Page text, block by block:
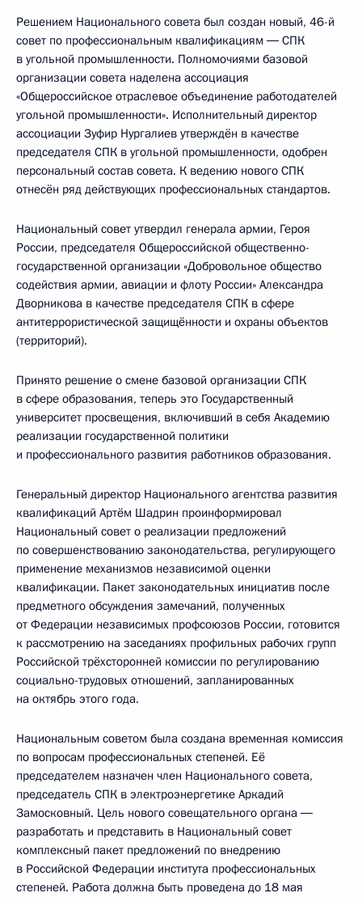
Решением Национального совета был создан новый, 46-й
совет по профессиональным квалификациям ― СПК
в угольной промышленности. Полномочиями базовой
организации совета наделена ассоциация
«Общероссийское отраслевое объединение работодателей
угольной промышленности». Исполнительный директор
ассоциации Зуфир Нургалиев утверждён в качестве
председателя СПК в угольной промышленности, одобрен
персональный состав совета. К ведению нового СПК
отнесён ряд действующих профессиональных стандартов.
Национальный совет утвердил генерала армии, Героя
России, председателя Общероссийской общественно-
государственной организации «Добровольное общество
содействия армии, авиации и флоту России» Александра
Дворникова в качестве председателя СПК в сфере
антитеррористической защищённости и охраны объектов
(территорий).
Принято решение о смене базовой организации СПК
в сфере образования, теперь это Государственный
университет просвещения, включивший в себя Академию
реализации государственной политики
и профессионального развития работников образования.
Генеральный директор Национального агентства развития
квалификаций Артём Шадрин проинформировал
Национальный совет о реализации предложений
по совершенствованию законодательства, регулирующего
применение механизмов независимой оценки
квалификации. Пакет законодательных инициатив после
предметного обсуждения замечаний, полученных
от Федерации независимых профсоюзов России, готовится
к рассмотрению на заседаниях профильных рабочих групп
Российской трёхсторонней комиссии по регулированию
социально-трудовых отношений, запланированных
на октябрь этого года.
Национальным советом была создана временная комиссия
по вопросам профессиональных степеней. Её
председателем назначен член Национального совета,
председатель СПК в электроэнергетике Аркадий
Замосковный. Цель нового совещательного органа ―
разработать и представить в Национальный совет
комплексный пакет предложений по внедрению
в Российской Федерации института профессиональных
степеней. Работа должна быть проведена до 18 мая